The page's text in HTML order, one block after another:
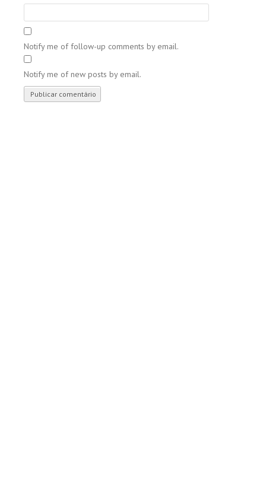
Notify me of follow-up comments by email.
Notify me of new posts by email.